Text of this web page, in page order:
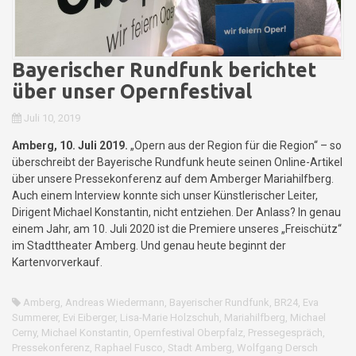
Bayerischer Rundfunk berichtet
über unser Opernfestival
Juli 10, 2019
Amberg, 10. Juli 2019. „Opern aus der Region für die Region“ – so
überschreibt der Bayerische Rundfunk heute seinen Online-Artikel
über unsere Pressekonferenz auf dem Amberger Mariahilfberg.
Auch einem Interview konnte sich unser Künstlerischer Leiter,
Dirigent Michael Konstantin, nicht entziehen. Der Anlass? In genau
einem Jahr, am 10. Juli 2020 ist die Premiere unseres „Freischütz“
im Stadttheater Amberg. Und genau heute beginnt der
Kartenvorverkauf.
Amberg, Andreas Wiedermann, Bayerischer Rundfunk, BR24, Eva
Summerer, Evi Eiberger, Lisa-Marie Holzschuh, Mariahilfberg, Michael
Cerny, Michael Konstantin, Opernfestival Oberpfalz, Pressegespräch,
Pressekonferenz, Raphael Fusco, Stadt Amberg, Wolfgang Dersch